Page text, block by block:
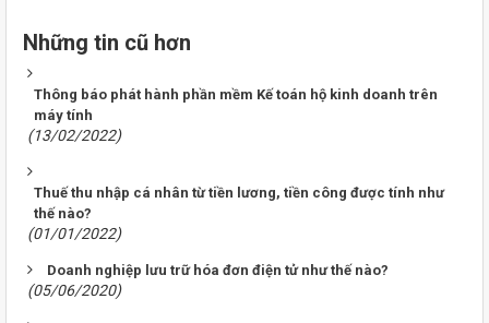
Những tin cũ hơn
Thông báo phát hành phần mềm Kế toán hộ kinh doanh trên
máy tính
(13/02/2022)
Thuế thu nhập cá nhân từ tiền lương, tiền công được tính như
thế nào?
(01/01/2022)
Doanh nghiệp lưu trữ hóa đơn điện tử như thế nào?
(05/06/2020)